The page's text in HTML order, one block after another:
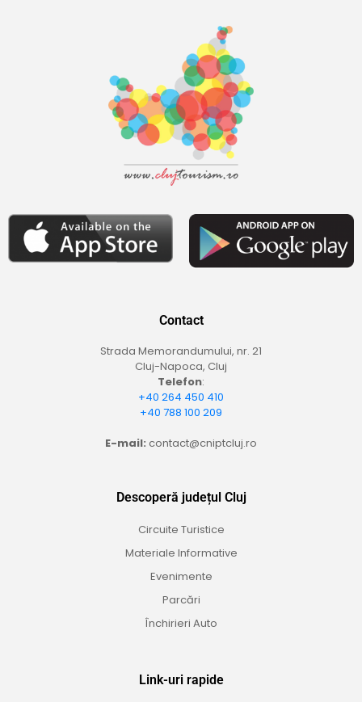
Contact
Strada Memorandumului, nr. 21
Cluj-Napoca, Cluj
Telefon:
+40 264 450 410
+40 788 100 209
E-mail: contact@cniptcluj.ro
Descoperă județul Cluj
Circuite Turistice
Materiale Informative
Evenimente
Parcări
Închirieri Auto
Link-uri rapide